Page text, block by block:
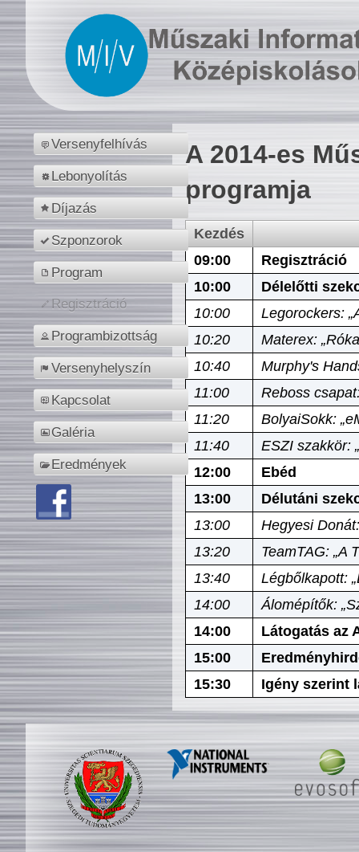
Versenyfelhívás
Lebonyolítás
Díjazás
Szponzorok
Program
Regisztráció
Programbizottság
Versenyhelyszín
Kapcsolat
Galéria
Eredmények
A 2014-es
programja
Kezdés
09:00
Regisztráció
10:00
Délelőtti
10:00
Legorockers:
10:20
Materex:
10:40
Murphy's
11:00
Reboss
11:20
BolyaiSokk:
11:40
ESZI szakkör:
12:00
Ebéd
13:00
Délutáni
13:00
Hegyesi
13:20
TeamTAG: „A
13:40
Légbőlkapott:
14:00
Álomépítők:
14:00
Látogatás az
15:00
15:30
Igény szerint